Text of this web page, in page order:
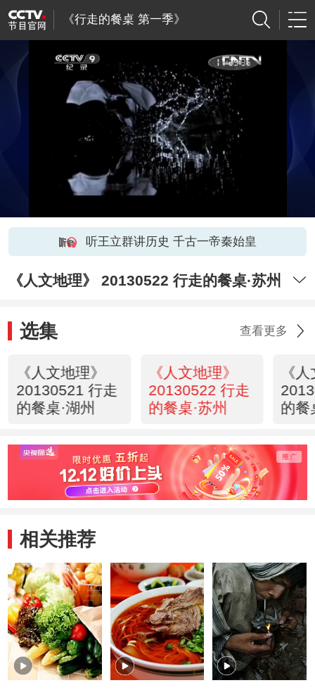
《行走的餐桌 第一季》
听王立群讲历史 千古一帝秦始皇
《人文地理》 20130522 行走的餐桌·苏州
选集 查看更多
《人文地理》
20130521 行走
的餐桌·湖州
《人文地理》
20130522 行走
的餐桌·苏州
《
的餐
相关推荐